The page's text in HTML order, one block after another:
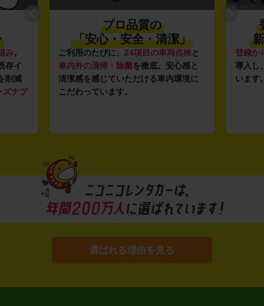
み。
存イ
削減
ズナブ
プロ品質の
「安心・安全・清潔」
ご利用のたびに、 24項目の車両点検と
車内外の清掃・除菌を徹底。安心感と
清潔感を感じていただける車内環境に
こだわっています。
登録か
導入し
います
選ばれる理由を見る